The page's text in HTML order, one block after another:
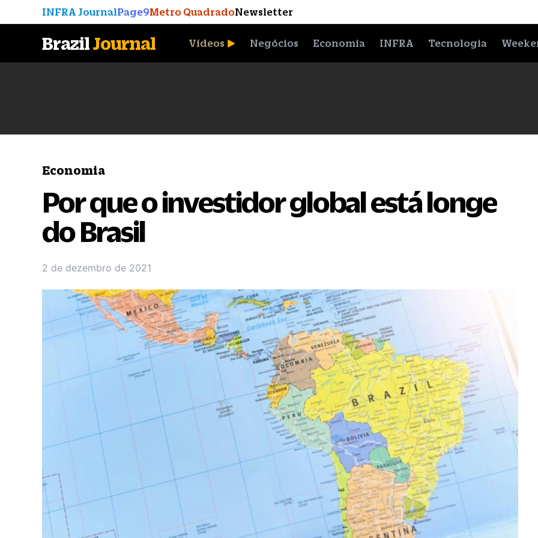
INFRA JournalPage9Metro QuadradoNewsletter
BrazilJournal Vídeos Negócios Economia INFRA Tecnologia
Economia
Por que o investidor global está longe
do Brasil
2 de dezembro de 2021